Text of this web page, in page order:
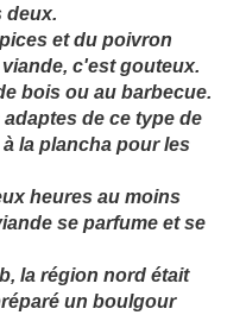
deux.
et du poivron
c'est gouteux.
bois ou au barbecue.
de ce type de
la plancha pour les
heures au moins
se parfume et se
la région nord était
un boulgour